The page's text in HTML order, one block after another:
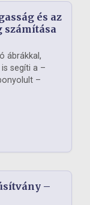
és az
számítása
ábrákkal,
segíti a –
–
–